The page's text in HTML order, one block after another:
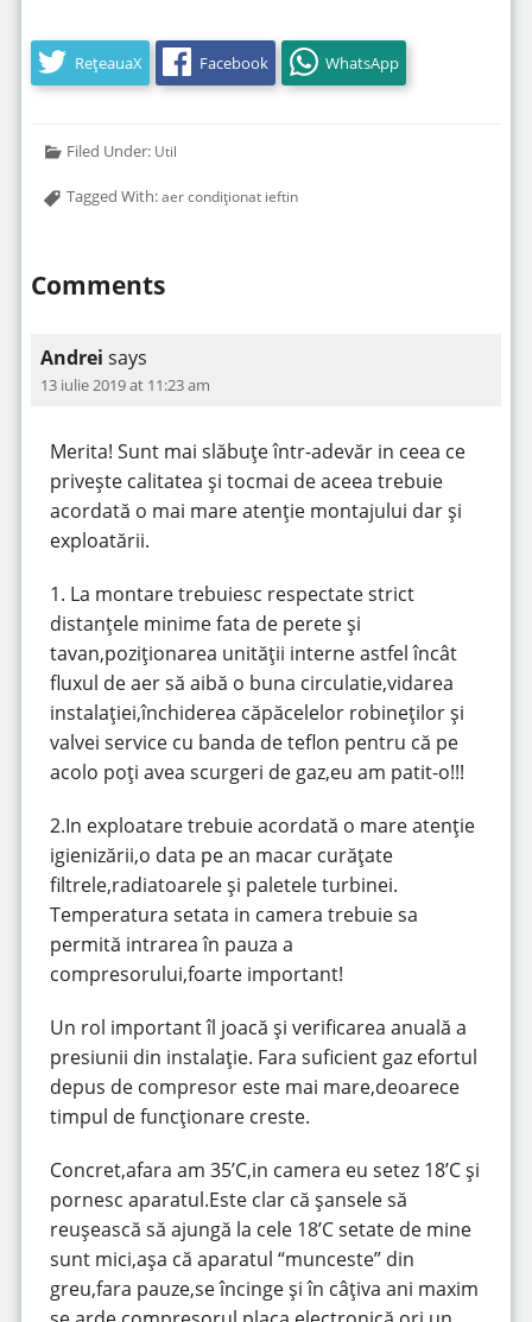
RețeauaX Facebook WhatsApp
Filed Under: Util
Tagged With:aer condiționat ieftin
Comments
Andrei says
13 iulie 2019 at 11:23 am
Merita! Sunt mai slăbuțe într-adevăr in ceea ce
privește calitatea și tocmai de aceea trebuie
acordată o mai mare atenție montajului dar și
exploatării.
1. La montare trebuiesc respectate strict
distanțele minime fata de perete și
tavan,poziționarea unității interne astfel încât
fluxul de aer să aibă o buna circulatie,vidarea
instalației,închiderea căpăcelelor robineților și
valvei service cu banda de teflon pentru că pe
acolo poți avea scurgeri de gaz,eu am patit-o!!!
2.In exploatare trebuie acordată o mare atenție
igienizării,o data pe an macar curățate
filtrele,radiatoarele și paletele turbinei.
Temperatura setata in camera trebuie sa
permită intrarea în pauza a
compresorului,foarte important!
Un rol important îl joacă și verificarea anuală a
presiunii din instalație. Fara suficient gaz efortul
depus de compresor este mai mare,deoarece
timpul de funcționare creste.
Concret,afara am 35’C,in camera eu setez 18’C și
pornesc aparatul.Este clar că șansele să
reușească să ajungă la cele 18’C setate de mine
sunt mici,așa că aparatul “munceste” din
greu,fara pauze,se încinge și în câțiva ani maxim